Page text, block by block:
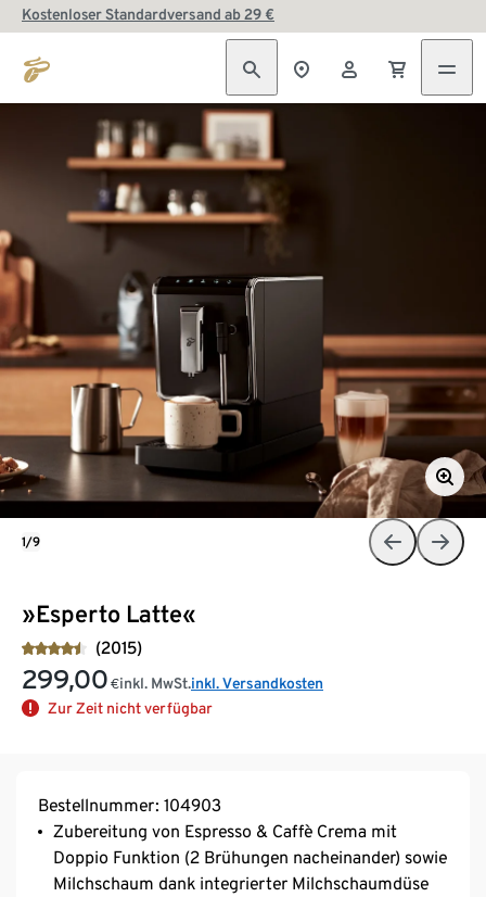
Kostenloser Standardversand ab 29 €
»Esperto Latte«
(2015)
299,00 €inkl. MwSt.inkl. Versandkosten
Zur Zeit nicht verfügbar
1/9
Bestellnummer: 104903
Zubereitung von Espresso & Caffè Crema mit
Doppio Funktion (2 Brühungen nacheinander) sowie
Milchschaum dank integrierter Milchschaumdüse